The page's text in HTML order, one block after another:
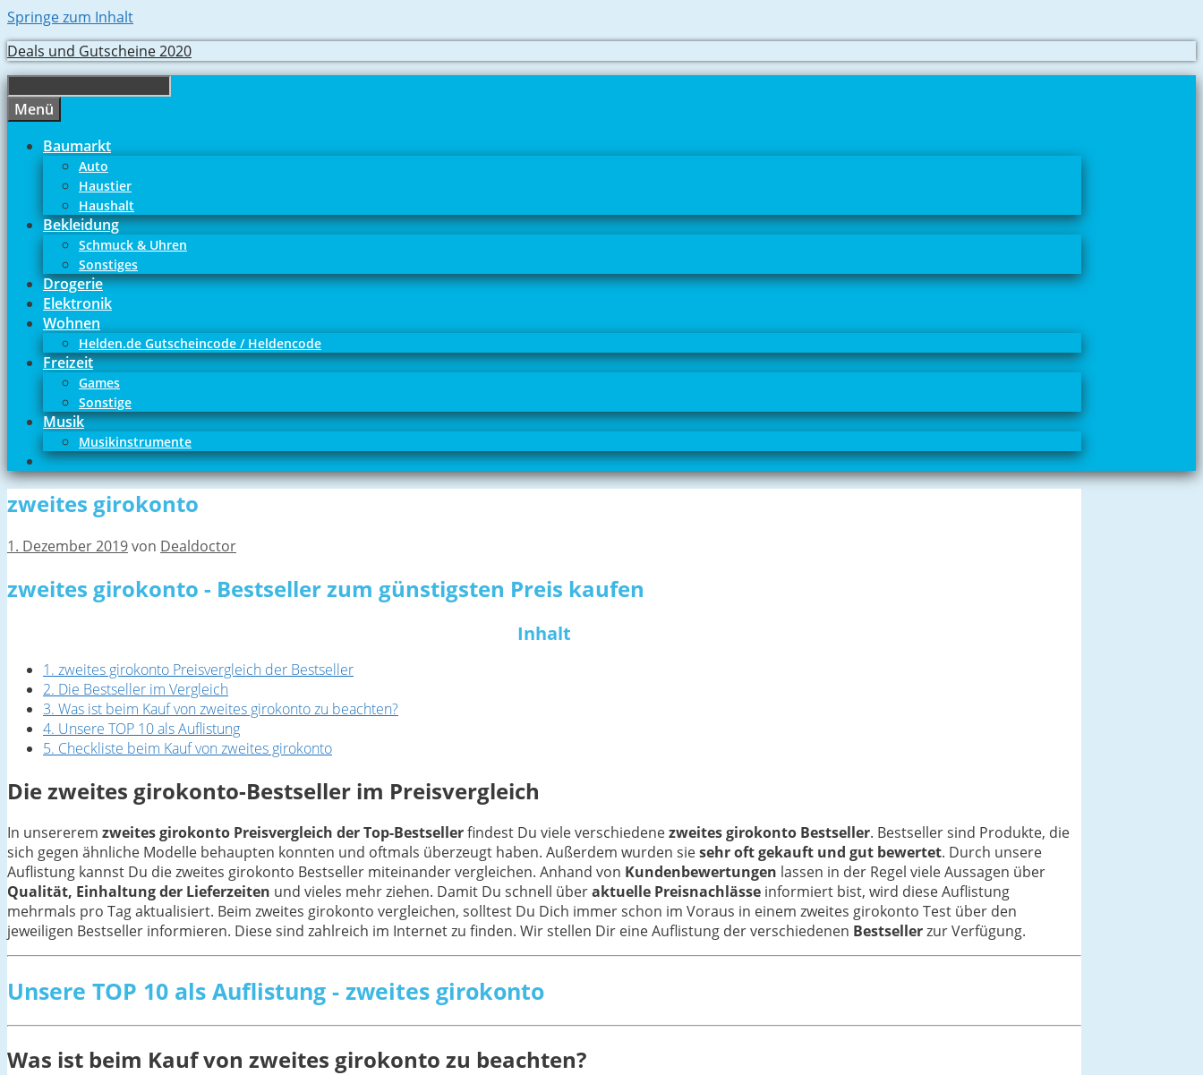
Springe zum Inhalt
Deals und Gutscheine 2020
Menü
Baumarkt
Auto
Haustier
Haushalt
Bekleidung
Schmuck & Uhren
Sonstiges
Drogerie
Elektronik
Wohnen
Helden.de Gutscheincode / Heldencode
Freizeit
Games
Sonstige
Musik
Musikinstrumente
zweites girokonto
1. Dezember 2019von Dealdoctor
zweites girokonto - Bestseller zum günstigsten Preis kaufen
Inhalt
1. zweites girokonto Preisvergleich der Bestseller
2. Die Bestseller im Vergleich
3. Was ist beim Kauf von zweites girokonto zu beachten?
4. Unsere TOP 10 als Auflistung
5. Checkliste beim Kauf von zweites girokonto
Die zweites girokonto-Bestseller im Preisvergleich
In unsererem zweites girokonto Preisvergleich der Top-Bestsellerfindest Du viele verschiedenezweites girokonto Bestseller. Bestseller sind Produkte, die
sich gegen ähnliche Modelle behaupten konnten und oftmals überzeugt haben. Außerdem wurden siesehr oft gekauft und gut bewertet. Durch unsere
Auflistung kannst Du die zweites girokonto Bestseller miteinander vergleichen. Anhand von Kundenbewertungen lassen in der Regel viele Aussagen über
Qualität, Einhaltung der Lieferzeiten und vieles mehr ziehen. Damit Du schnell überaktuelle Preisnachlässe informiert bist, wird diese Auflistung
mehrmals pro Tag aktualisiert. Beim zweites girokonto vergleichen, solltest Du Dich immer schon im Voraus in einem zweites girokonto Test über den
jeweiligen Bestseller informieren. Diese sind zahlreich im Internet zu finden. Wir stellen Dir eine Auflistung der verschiedenen Bestsellerzur Verfügung.
Unsere TOP 10 als Auflistung - zweites girokonto
Was ist beim Kauf von zweites girokonto zu beachten?